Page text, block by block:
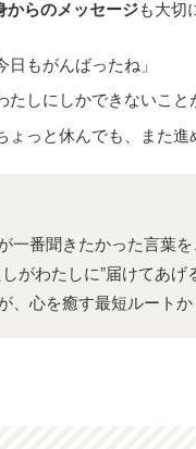
からのメッセージも大切
日もがんばったね」
たしにしかできないこと
ょっと休んでも、また進
一番聞きたかった言葉を
がわたしに”届けてあげ
、心を癒す最短ルートか